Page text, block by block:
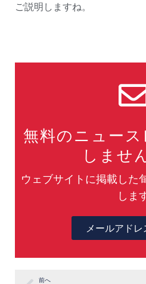
ご説明しますね。
無料のニュー
しませ
ウェブサイトに掲載した
しま
メールアド
前へ